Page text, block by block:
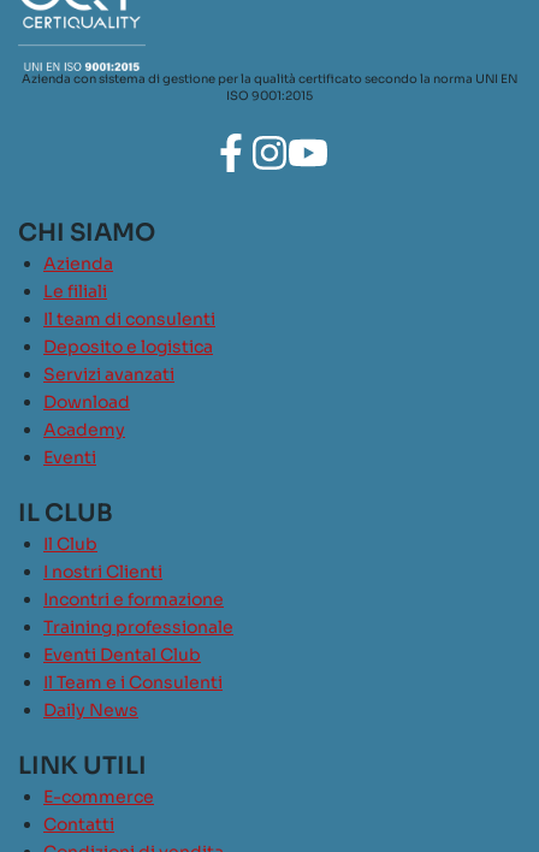
Azienda con sistema di gestione per la qualità certificato secondo la norma UNI EN
ISO 9001:2015
CHI SIAMO
Azienda
Le filiali
Il team di consulenti
Deposito e logistica
Servizi avanzati
Download
Academy
Eventi
IL CLUB
Il Club
I nostri Clienti
Incontri e formazione
Training professionale
Eventi Dental Club
Il Team e i Consulenti
Daily News
LINK UTILI
E-commerce
Contatti